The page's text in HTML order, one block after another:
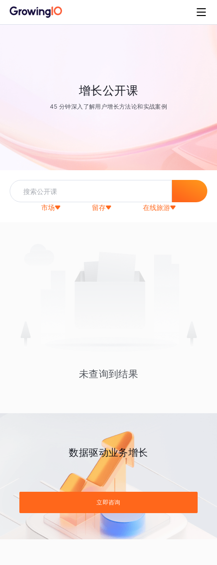
增长公开课
45 分钟深入了解用户增长方法论和实战案例
市场 留存 在线旅游
未查询到结果
数据驱动业务增长
立即咨询